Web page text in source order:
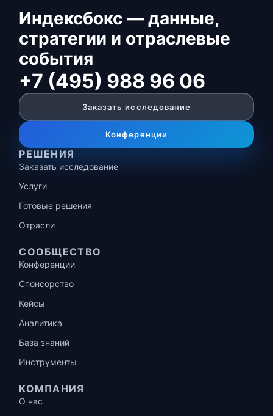
Индексбокс — данные,
стратегии и отраслевые
события
+7 (495) 988 96 06
Заказать исследование
Конференции
РЕШЕНИЯ
Заказать исследование
Услуги
Готовые решения
Отрасли
СООБЩЕСТВО
Конференции
Спонсорство
Кейсы
Аналитика
База знаний
Инструменты
КОМПАНИЯ
О нас